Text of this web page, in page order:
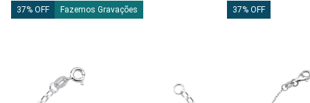
37% OFF Fazemos Gravações 37% OFF